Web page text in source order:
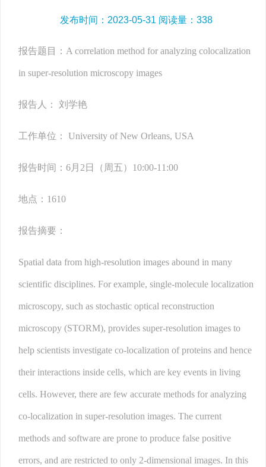
发布时间：2023-05-31 阅读量： 338
报告题目：A correlation method for analyzing colocalization
in super-resolution microscopy images
报告人： 刘学艳
工作单位： University of New Orleans, USA
报告时间：6月2日（周五）10:00-11:00
地点：1610
报告摘要：
Spatial data from high-resolution images abound in many
scientific disciplines. For example, single-molecule localization
microscopy, such as stochastic optical reconstruction
microscopy (STORM), provides super-resolution images to
help scientists investigate co-localization of proteins and hence
their interactions inside cells, which are key events in living
cells. However, there are few accurate methods for analyzing
co-localization in super-resolution images. The current
methods and software are prone to produce false positive
errors, and are restricted to only 2-dimensional images. In this